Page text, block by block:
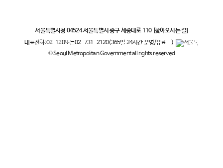
서울특별시청 04524 서울특별시 중구 세종대로 110 [찾아오시는 길]
대표전화:02-120또는02-731-2120(365일 24시간 운영/유료
)
© Seoul Metropolitan Government all rights reserved